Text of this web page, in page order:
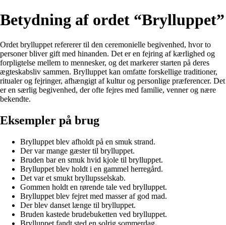
Betydning af ordet “Brylluppet”
Ordet brylluppet refererer til den ceremonielle begivenhed, hvor to
personer bliver gift med hinanden. Det er en fejring af kærlighed og
forpligtelse mellem to mennesker, og det markerer starten på deres
ægteskabsliv sammen. Brylluppet kan omfatte forskellige traditioner,
ritualer og fejringer, afhængigt af kultur og personlige præferencer. Det
er en særlig begivenhed, der ofte fejres med familie, venner og nære
bekendte.
Eksempler på brug
Brylluppet blev afholdt på en smuk strand.
Der var mange gæster til brylluppet.
Bruden bar en smuk hvid kjole til brylluppet.
Brylluppet blev holdt i en gammel herregård.
Det var et smukt bryllupsselskab.
Gommen holdt en rørende tale ved brylluppet.
Brylluppet blev fejret med masser af god mad.
Der blev danset længe til brylluppet.
Bruden kastede brudebuketten ved brylluppet.
Brylluppet fandt sted en solrig sommerdag.